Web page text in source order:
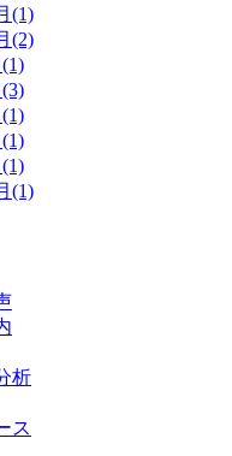
(1)
(2)
(1)
(3)
(1)
(1)
(1)
(1)
析
ス